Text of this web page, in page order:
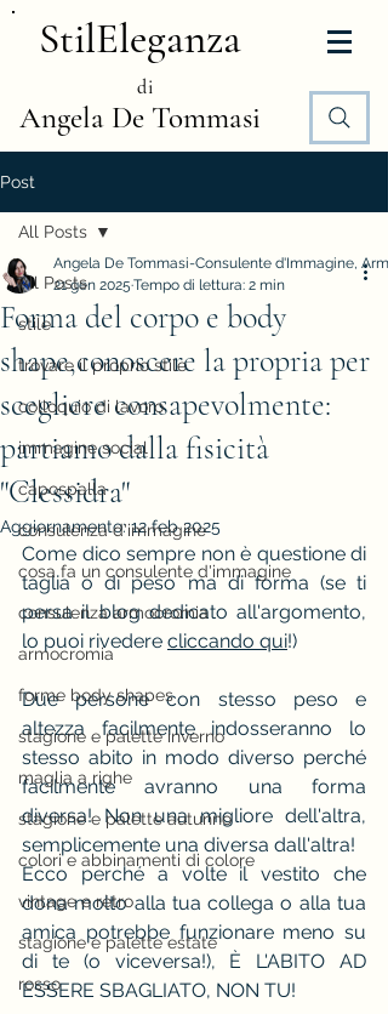
StilEleganza
di
Angela De Tommasi
Post
All Posts
stile
trovare il proprio stile
colloquio di lavoro
immagine social
capospalla
consulenza d'immagine
cosa fa un consulente d'immagine
consulenza armocromia
armocromia
forme body shapes
stagione e palette inverno
maglia a righe
stagione e palette autunno
colori e abbinamenti di colore
vintage e rètro
stagione e palette estate
rosso
All Posts
Forma del corpo e body
shape,conoscere la propria per
scegliere consapevolmente:
partiamo dalla fisicità
"Clessidra"
Angela De Tommasi-Consulente d'Immagine,
21 gen 2025 Tempo di lettura: 2 min
Aggiornamento:12 feb 2025
Come dico sempre non è questione di
taglia o di peso ma di forma (se ti
persa il blog dedicato all'argomento,
lo puoi rivedere cliccando qui!)
Due persone con stesso peso e
altezza facilmente indosseranno lo
stesso abito in modo diverso perché
facilmente avranno una forma
diversa! Non una migliore dell'altra,
semplicemente una diversa dall'altra!
Ecco perché a volte il vestito che
dona molto alla tua collega o alla tua
amica potrebbe funzionare meno su
di te (o viceversa!), È L'ABITO AD
ESSERE SBAGLIATO, NON TU!